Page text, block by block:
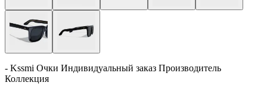
- Kssmi Очки Индивидуальный заказ Производитель
Коллекция